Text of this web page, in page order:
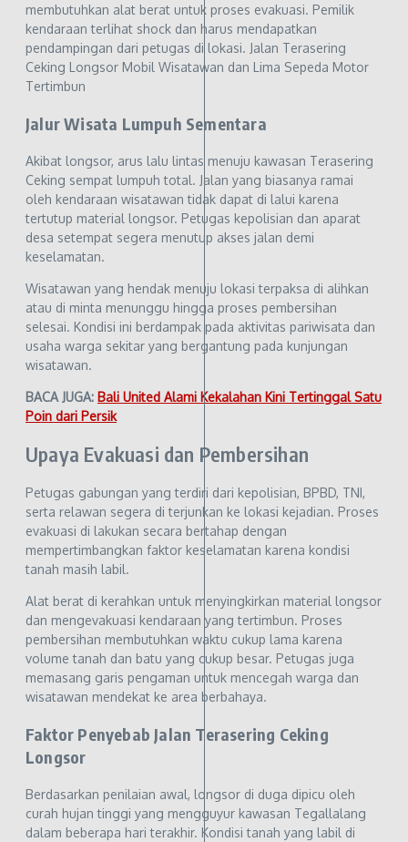
membutuhkan alat berat untuk proses evakuasi. Pemilik
kendaraan terlihat shock dan harus mendapatkan
pendampingan dari petugas di lokasi. Jalan Terasering
Ceking Longsor Mobil Wisatawan dan Lima Sepeda Motor
Tertimbun
Jalur Wisata Lumpuh Sementara
Akibat longsor, arus lalu lintas menuju kawasan Terasering
Ceking sempat lumpuh total. Jalan yang biasanya ramai
oleh kendaraan wisatawan tidak dapat di lalui karena
tertutup material longsor. Petugas kepolisian dan aparat
desa setempat segera menutup akses jalan demi
keselamatan.
Wisatawan yang hendak menuju lokasi terpaksa di alihkan
atau di minta menunggu hingga proses pembersihan
selesai. Kondisi ini berdampak pada aktivitas pariwisata dan
usaha warga sekitar yang bergantung pada kunjungan
wisatawan.
BACA JUGA: Bali United Alami Kekalahan Kini Tertinggal Satu
Poin dari Persik
Upaya Evakuasi dan Pembersihan
Petugas gabungan yang terdiri dari kepolisian, BPBD, TNI,
serta relawan segera di terjunkan ke lokasi kejadian. Proses
evakuasi di lakukan secara bertahap dengan
mempertimbangkan faktor keselamatan karena kondisi
tanah masih labil.
Alat berat di kerahkan untuk menyingkirkan material longsor
dan mengevakuasi kendaraan yang tertimbun. Proses
pembersihan membutuhkan waktu cukup lama karena
volume tanah dan batu yang cukup besar. Petugas juga
memasang garis pengaman untuk mencegah warga dan
wisatawan mendekat ke area berbahaya.
Faktor Penyebab Jalan Terasering Ceking
Longsor
Berdasarkan penilaian awal, longsor di duga dipicu oleh
curah hujan tinggi yang mengguyur kawasan Tegallalang
dalam beberapa hari terakhir. Kondisi tanah yang labil di